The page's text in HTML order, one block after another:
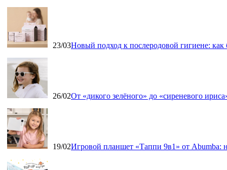
23/03Новый подход к послеродовой гигиене:
26/02От «дикого зелёного» до «сиреневого
19/02Игровой планшет «Таппи 9в1» от Abumba: